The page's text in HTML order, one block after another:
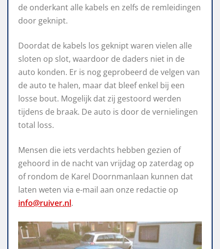
de onderkant alle kabels en zelfs de remleidingen
door geknipt.
Doordat de kabels los geknipt waren vielen alle
sloten op slot, waardoor de daders niet in de
auto konden. Er is nog geprobeerd de velgen van
de auto te halen, maar dat bleef enkel bij een
losse bout. Mogelijk dat zij gestoord werden
tijdens de braak. De auto is door de vernielingen
total loss.
Mensen die iets verdachts hebben gezien of
gehoord in de nacht van vrijdag op zaterdag op
of rondom de Karel Doornmanlaan kunnen dat
laten weten via e-mail aan onze redactie op
info@ruiver.nl.